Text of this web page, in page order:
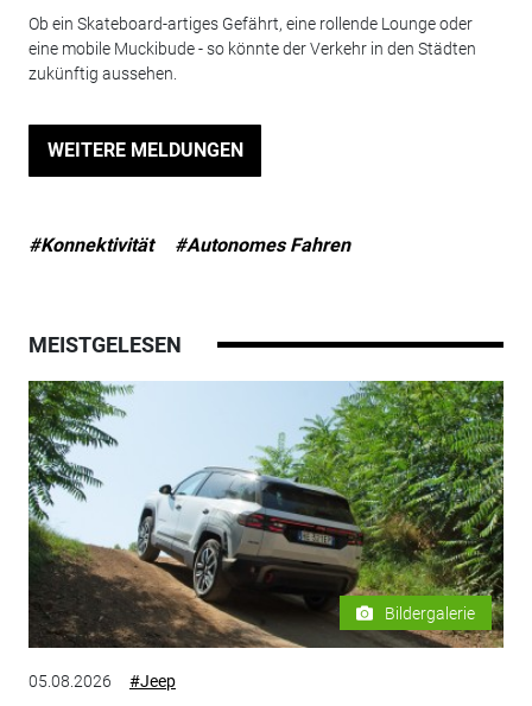
Ob ein Skateboard-artiges Gefährt, eine rollende Lounge oder
eine mobile Muckibude - so könnte der Verkehr in den Städten
zukünftig aussehen.
WEITERE MELDUNGEN
#Konnektivität #Autonomes Fahren
MEISTGELESEN
Bildergalerie
05.08.2026 #Jeep